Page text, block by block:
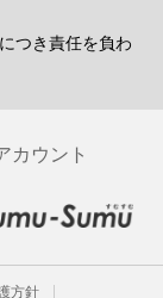
つき責任を負わ
カウント
方針